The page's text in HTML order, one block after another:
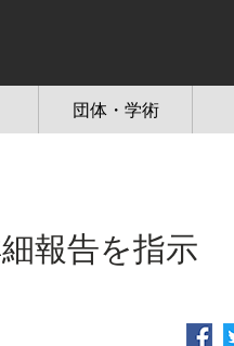
団体・学術
報告を指示